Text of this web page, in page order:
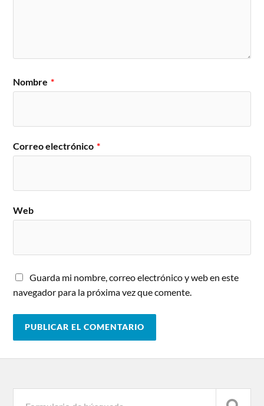
Nombre *
Correo electrónico *
Web
Guarda mi nombre, correo electrónico y web en este
navegador para la próxima vez que comente.